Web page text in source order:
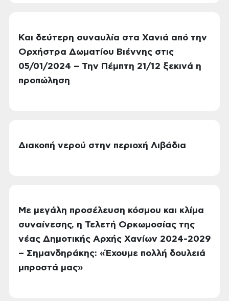
Και δεύτερη συναυλία στα Χανιά από την
Ορχήστρα Δωματίου Βιέννης στις
05/01/2024 – Την Πέμπτη 21/12 ξεκινά η
προπώληση
Διακοπή νερού στην περιοχή Λιβάδια
Με μεγάλη προσέλευση κόσμου και κλίμα
συναίνεσης, η Τελετή Ορκωμοσίας της
νέας Δημοτικής Αρχής Χανίων 2024-2029
– Σημανδηράκης: «Έχουμε πολλή δουλειά
μπροστά μας»